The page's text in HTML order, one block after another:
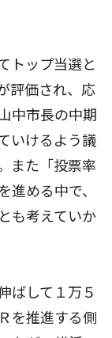
トップ当選と
評価され、応
中市長の中期
いけるよう議
また「投票率
進める中で、
も考えていか
ばして１万５
を推進する側